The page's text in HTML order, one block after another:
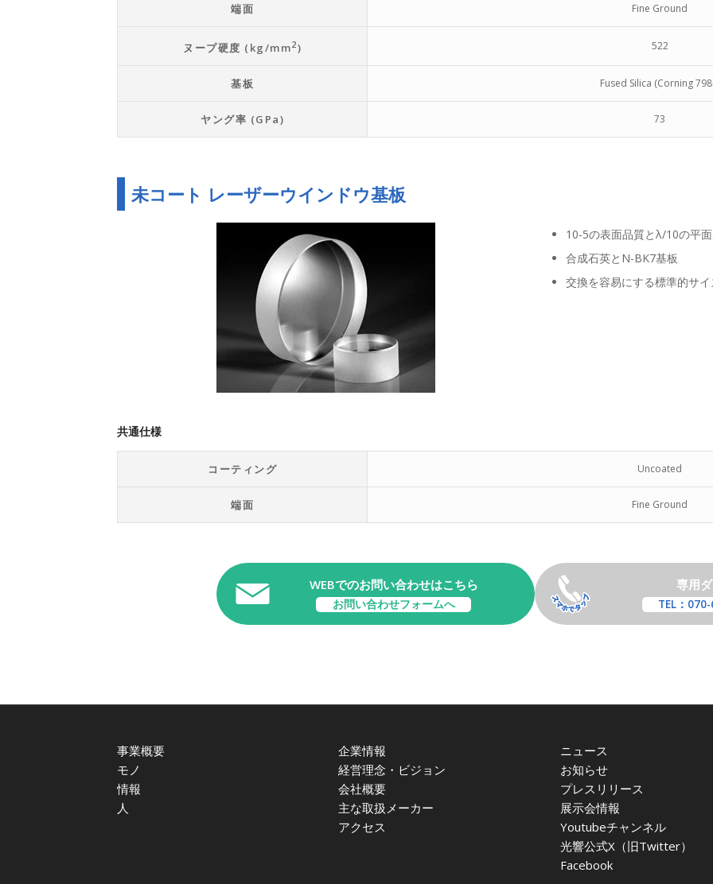
端面 Fine Ground
ヌープ硬度 (kg/mm2) 522
基板 Fused Silica (Corning
ヤング率 (GPa) 73
未コート レーザーウインドウ基板
10-5の表面品質とλ/10の平
合成石英とN-BK7基板
交換を容易にする標準的サ
共通仕様
コーティング Uncoated
端面 Fine Ground
WEBでのお問い合わせはこちら
お問い合わせフォームへ
専用
TEL：
事業概要
モノ
情報
人
企業情報
経営理念・ビジョン
会社概要
主な取扱メーカー
アクセス
ニュース
お知らせ
プレスリリース
展示会情報
Youtubeチャンネル
光響公式X（旧Twitter）
Facebook